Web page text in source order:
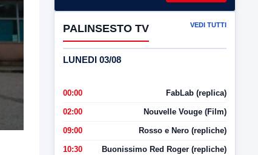
PALINSESTO TV VEDI TUTTI
LUNEDI 03/08
00:00 FabLab (replica)
02:00 Nouvelle Vouge (Film)
09:00 Rosso e Nero (repliche)
10:30 Buonissimo Red Roger (repliche)